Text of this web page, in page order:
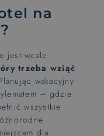
na
jest wcale
trzeba wziąć
wakacyjny
– gdzie
wszystkie
dla